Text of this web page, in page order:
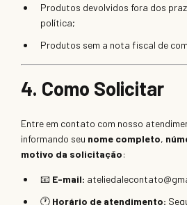
Produtos devolvidos fora dos
política;
Produtos sem a nota fiscal de
4. Como Solicitar
Entre em contato com nosso
informando seu nome completo,
motivo da solicitação:
📧 E-mail:
🕐 Horário de atendimento: